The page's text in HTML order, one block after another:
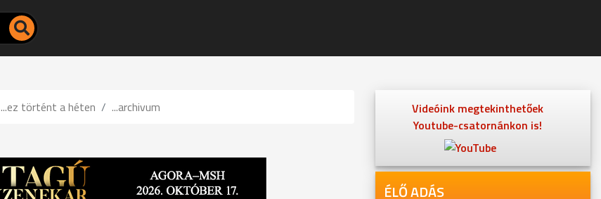
...ez történt a héten ...archivum
Videóink megtekinthetőek
Youtube-csatornánkon is!
ÉLŐ ADÁS